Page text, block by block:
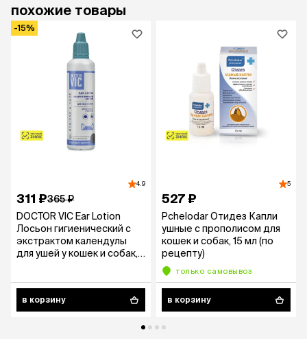
похожие товары
-15%
4.9
311 ₽365 ₽
DOCTOR VIC Ear Lotion
Лосьон гигиенический с
экстрактом календулы
для ушей у кошек и собак,
в корзину
5
527 ₽
Pchelodar Отидез Капли
ушные с прополисом для
кошек и собак, 15 мл (по
рецепту)
только самовывоз
в корзину